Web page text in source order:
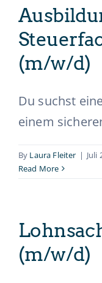
(m/w/d)
Du suchst
einem
By Laura Fleiter | Juli
Read More
(m/w/d)